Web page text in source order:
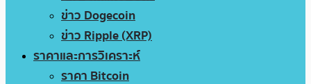
ข่าว Dogecoin
ข่าว Ripple (XRP)
ราคาและการวิเคราะห์
ราคา Bitcoin